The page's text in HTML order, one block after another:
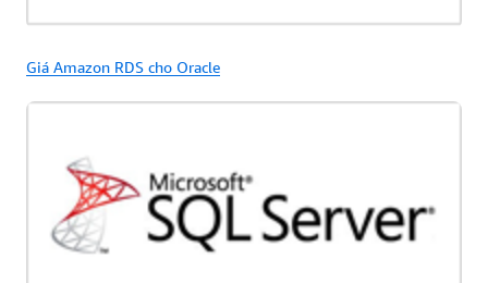
Giá Amazon RDS cho Oracle